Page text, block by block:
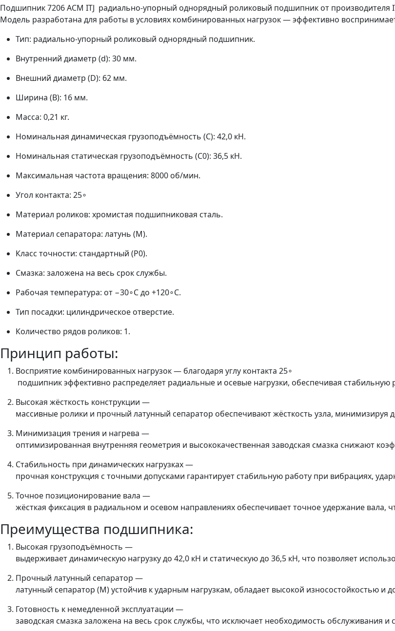
Подшипник 7206 ACM ITJ радиально‑упорный однорядный роликовый подшипник от
Модель разработана для работы в условиях комбинированных нагрузок — эффективно
Тип: радиально‑упорный роликовый однорядный подшипник.
Внутренний диаметр (d): 30 мм.
Внешний диаметр (D): 62 мм.
Ширина (B): 16 мм.
Масса: 0,21 кг.
Номинальная динамическая грузоподъёмность (C): 42,0 кН.
Номинальная статическая грузоподъёмность (C0​): 36,5 кН.
Максимальная частота вращения: 8000 об/мин.
Угол контакта: 25∘
Материал роликов: хромистая подшипниковая сталь.
Материал сепаратора: латунь (M).
Класс точности: стандартный (P0).
Смазка: заложена на весь срок службы.
Рабочая температура: от −30∘C до +120∘C.
Тип посадки: цилиндрическое отверстие.
Количество рядов роликов: 1.
Принцип работы:
Восприятие комбинированных нагрузок — благодаря углу контакта 25∘
подшипник эффективно распределяет радиальные и осевые нагрузки, обеспечивая стабильную
Высокая жёсткость конструкции —
массивные ролики и прочный латунный сепаратор обеспечивают жёсткость узла,
Минимизация трения и нагрева —
оптимизированная внутренняя геометрия и высококачественная заводская смазка снижают
Стабильность при динамических нагрузках —
прочная конструкция с точными допусками гарантирует стабильную работу при вибрациях,
Точное позиционирование вала —
жёсткая фиксация в радиальном и осевом направлениях обеспечивает точное удержание вала,
Преимущества подшипника:
Высокая грузоподъёмность —
выдерживает динамическую нагрузку до 42,0 кН и статическую до 36,5 кН, что позволяет
Прочный латунный сепаратор —
латунный сепаратор (M) устойчив к ударным нагрузкам, обладает высокой износостойкостью
Готовность к немедленной эксплуатации —
заводская смазка заложена на весь срок службы, что исключает необходимость обслуживания